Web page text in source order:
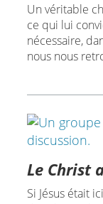
Un véritable
ce qui lui
nécessaire,
nous nous
Le Christ
Si Jésus était